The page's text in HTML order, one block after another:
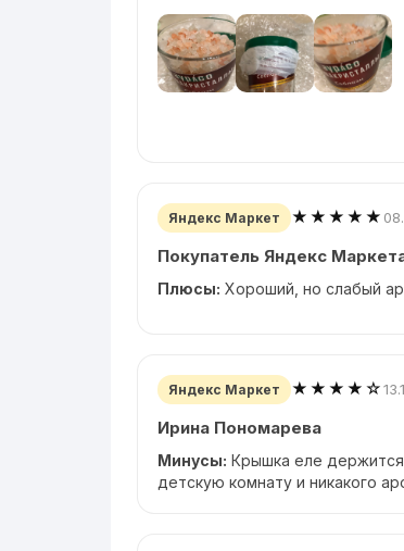
Яндекс Маркет ★★★★★
Покупатель Яндекс
Плюсы: Хороший, но слабый
Яндекс Маркет ★★★★☆
Ирина Пономарева
Минусы: Крышка еле
детскую комнату и никакого